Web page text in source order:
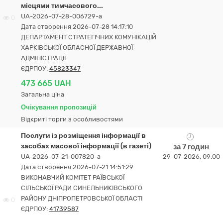
місцями тимчасового...
UA-2026-07-28-006729-a
Дата створення 2026-07-28 14:17:10
ДЕПАРТАМЕНТ СТРАТЕГІЧНИХ КОМУНІКАЦІЙ
ХАРКІВСЬКОЇ ОБЛАСНОЇ ДЕРЖАВНОЇ
АДМІНІСТРАЦІЇ
ЄДРПОУ: 45823347
473 665 UAH
Загальна ціна
Очікування пропозицій
Відкриті торги з особливостями
0
Послуги із розміщення інформації в
засобах масової інформації (в газеті)
UA-2026-07-21-007820-a
Дата створення 2026-07-21 14:51:29
ВИКОНАВЧИЙ КОМІТЕТ РАЇВСЬКОЇ
СІЛЬСЬКОЇ РАДИ СИНЕЛЬНИКІВСЬКОГО
РАЙОНУ ДНІПРОПЕТРОВСЬКОЇ ОБЛАСТІ
ЄДРПОУ: 41739587
за 7 годин
29-07-2026, 09:00